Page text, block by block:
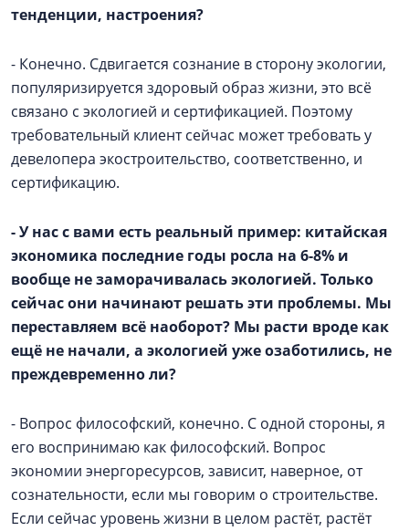
тенденции, настроения?
- Конечно. Сдвигается сознание в сторону экологии,
популяризируется здоровый образ жизни, это всё
связано с экологией и сертификацией. Поэтому
требовательный клиент сейчас может требовать у
девелопера экостроительство, соответственно, и
сертификацию.
- У нас с вами есть реальный пример: китайская
экономика последние годы росла на 6-8% и
вообще не заморачивалась экологией. Только
сейчас они начинают решать эти проблемы. Мы
переставляем всё наоборот? Мы расти вроде как
ещё не начали, а экологией уже озаботились, не
преждевременно ли?
- Вопрос философский, конечно. С одной стороны, я
его воспринимаю как философский. Вопрос
экономии энергоресурсов, зависит, наверное, от
сознательности, если мы говорим о строительстве.
Если сейчас уровень жизни в целом растёт, растёт